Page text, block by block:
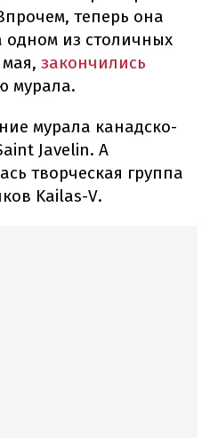
теперь она
из столичных
закончились
мурала.
мурала канадско-
Javelin. А
творческая группа
Kailas-V.